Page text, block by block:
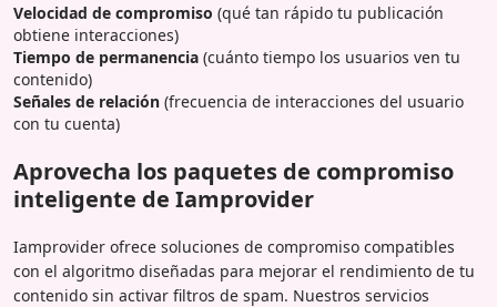
Velocidad de compromiso (qué tan rápido tu publicación
obtiene interacciones)
Tiempo de permanencia (cuánto tiempo los usuarios ven tu
contenido)
Señales de relación (frecuencia de interacciones del usuario
con tu cuenta)
Aprovecha los paquetes de compromiso
inteligente de Iamprovider
Iamprovider ofrece soluciones de compromiso compatibles
con el algoritmo diseñadas para mejorar el rendimiento de tu
contenido sin activar filtros de spam. Nuestros servicios